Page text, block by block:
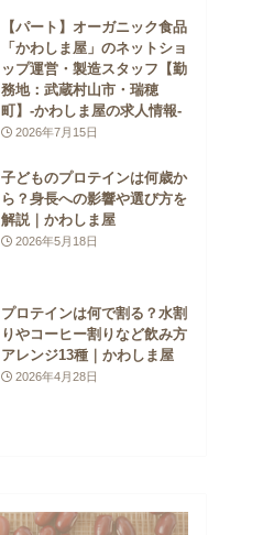
【パート】オーガニック食品
「かわしま屋」のネットショ
ップ運営・製造スタッフ【勤
務地：武蔵村山市・瑞穂
町】-かわしま屋の求人情報-
2026年7月15日
子どものプロテインは何歳か
ら？身長への影響や選び方を
解説｜かわしま屋
2026年5月18日
プロテインは何で割る？水割
りやコーヒー割りなど飲み方
アレンジ13種｜かわしま屋
2026年4月28日